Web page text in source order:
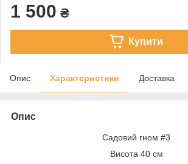
1 500 ₴
Купити
Опис Характеристики Доставка
Опис
Садовий гном #3
Висота 40 см